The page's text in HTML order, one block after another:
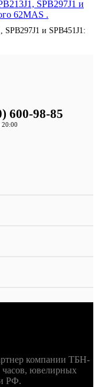
SPB297J1 и SPB451J1:
600-98-85
компании ТБН-
ювелирных
РФ.